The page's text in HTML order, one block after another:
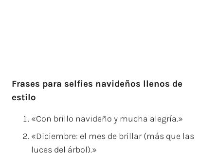
Frases para selfies navideños llenos de
estilo
«Con brillo navideño y mucha alegría.»
«Diciembre: el mes de brillar (más que las
luces del árbol).»